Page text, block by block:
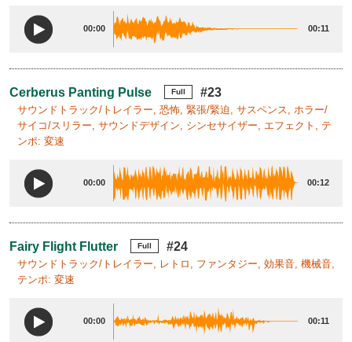
00:00 00:11
Cerberus Panting Pulse Full #23
サウンドトラック/トレイラー, 恐怖, 緊張/緊迫, サスペンス, ホラー/
サイコ/スリラー, サウンドデザイン, シンセサイザー, エフェクト, テ
ンポ: 変速
00:00 00:12
Fairy Flight Flutter Full #24
サウンドトラック/トレイラー, レトロ, ファンタジー, 効果音, 機械音,
テンポ: 変速
00:00 00:11